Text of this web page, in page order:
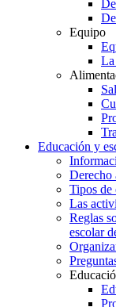
Equipo
La
Educación y
Derecho
Tipos de
Las
Reglas
escolar